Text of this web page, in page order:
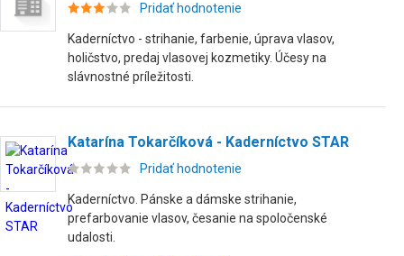
Pridať hodnotenie
Kaderníctvo - strihanie, farbenie, úprava vlasov,
holičstvo, predaj vlasovej kozmetiky. Účesy na
slávnostné príležitosti.
Katarína Tokarčíková - Kaderníctvo STAR
Pridať hodnotenie
Kaderníctvo. Pánske a dámske strihanie,
prefarbovanie vlasov, česanie na spoločenské
udalosti.